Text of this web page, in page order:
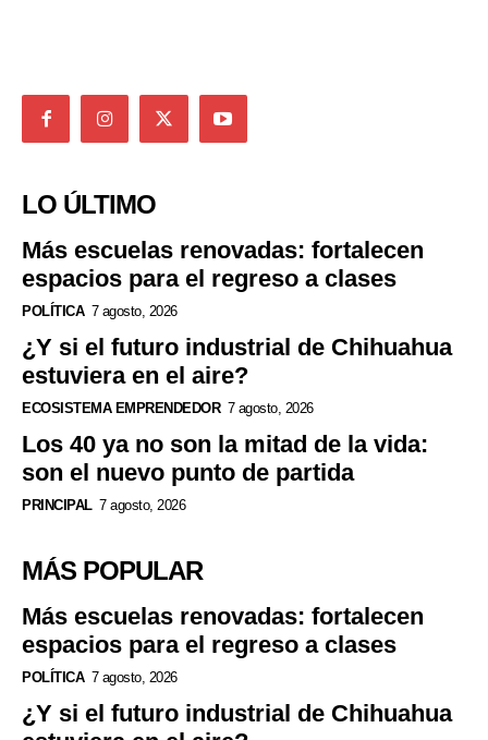
LO ÚLTIMO
Más escuelas renovadas: fortalecen
espacios para el regreso a clases
POLÍTICA 7 agosto, 2026
¿Y si el futuro industrial de Chihuahua
estuviera en el aire?
ECOSISTEMA EMPRENDEDOR 7 agosto, 2026
Los 40 ya no son la mitad de la vida:
son el nuevo punto de partida
PRINCIPAL 7 agosto, 2026
MÁS POPULAR
Más escuelas renovadas: fortalecen
espacios para el regreso a clases
POLÍTICA 7 agosto, 2026
¿Y si el futuro industrial de Chihuahua